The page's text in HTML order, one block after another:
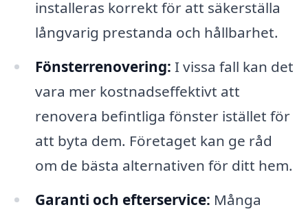
installeras korrekt för att säkerställa
långvarig prestanda och hållbarhet.
Fönsterrenovering: I vissa fall kan det
vara mer kostnadseffektivt att
renovera befintliga fönster istället för
att byta dem. Företaget kan ge råd
om de bästa alternativen för ditt hem.
Garanti och efterservice: Många